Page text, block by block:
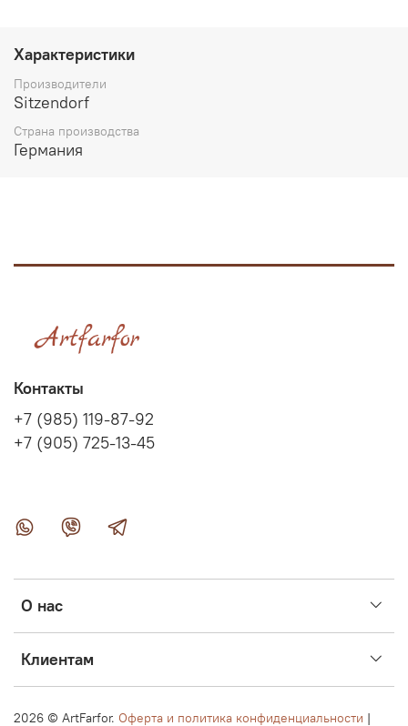
Характеристики
Производители
Sitzendorf
Страна производства
Германия
О нас
Клиентам
Контакты
+7 (985) 119-87-92
+7 (905) 725-13-45
2026 © ArtFarfor. Оферта и политика конфиденциальности |